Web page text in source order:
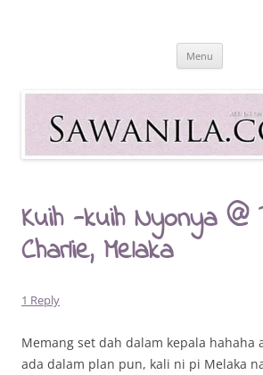
Sawanila.com
All In One Family Blog
Menu
Kuih -kuih Nyonya @
Charlie, Melaka
1 Reply
Memang set dah dalam kepala hahaha
ada dalam plan pun, kali ni pi Melaka